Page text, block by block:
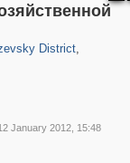
District,
January 2012, 15:48